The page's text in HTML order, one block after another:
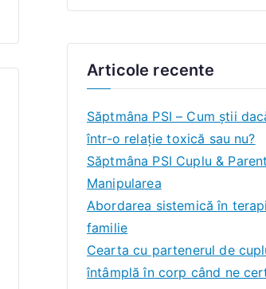
Articole recente
Săptmâna PSI – Cum știi
într-o relație toxică sau nu?
Săptmâna PSI Cuplu &
Manipularea
Abordarea sistemică în
familie
Cearta cu partenerul de
întâmplă în corp când ne